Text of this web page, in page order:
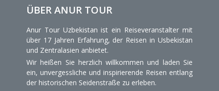
ÜBER ANUR TOUR
Anur Tour Uzbekistan ist ein Reiseveranstalter mit
über 17 Jahren Erfahrung, der Reisen in Usbekistan
und Zentralasien anbietet.
Wir heißen Sie herzlich willkommen und laden Sie
ein, unvergessliche und inspirierende Reisen entlang
der historischen Seidenstraße zu erleben.